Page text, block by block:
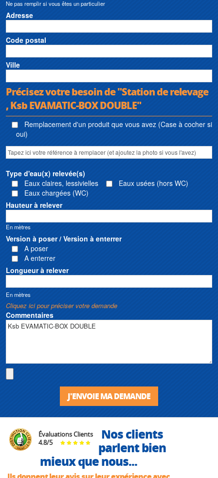
Ne pas remplir si vous êtes un particulier
Adresse
Code postal
Ville
Précisez votre besoin de "Station de relevage
, Ksb EVAMATIC-BOX DOUBLE"
Remplacement d'un produit que vous avez (Case à cocher si
oui)
Type d'eau(x) relevée(s)
Eaux claires, lessivielles
Eaux usées (hors WC)
Eaux chargées (WC)
Hauteur à relever
En mètres
Version à poser / Version à enterrer
A poser
A enterrer
Longueur à relever
En mètres
Cliquez ici pour préciser votre demande
Commentaires
J'ENVOIE MA DEMANDE
Évaluations Clients
4.8/5
Nos clients
parlent bien
mieux que nous...